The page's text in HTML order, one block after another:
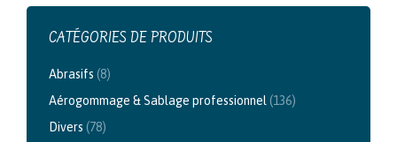
CATÉGORIES DE PRODUITS
Abrasifs (8)
Aérogommage & Sablage professionnel(136)
Divers (78)